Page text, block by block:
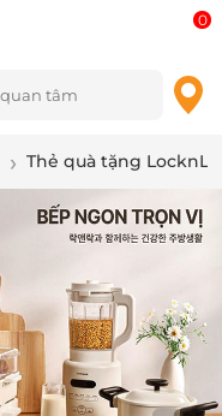
0
Thẻ quà tặng